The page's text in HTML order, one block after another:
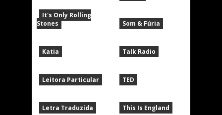
It's Only Rolling
Stones
Katia
Leitora Particular
Letra Traduzida
Som & Fúria
Talk Radio
TED
This Is England